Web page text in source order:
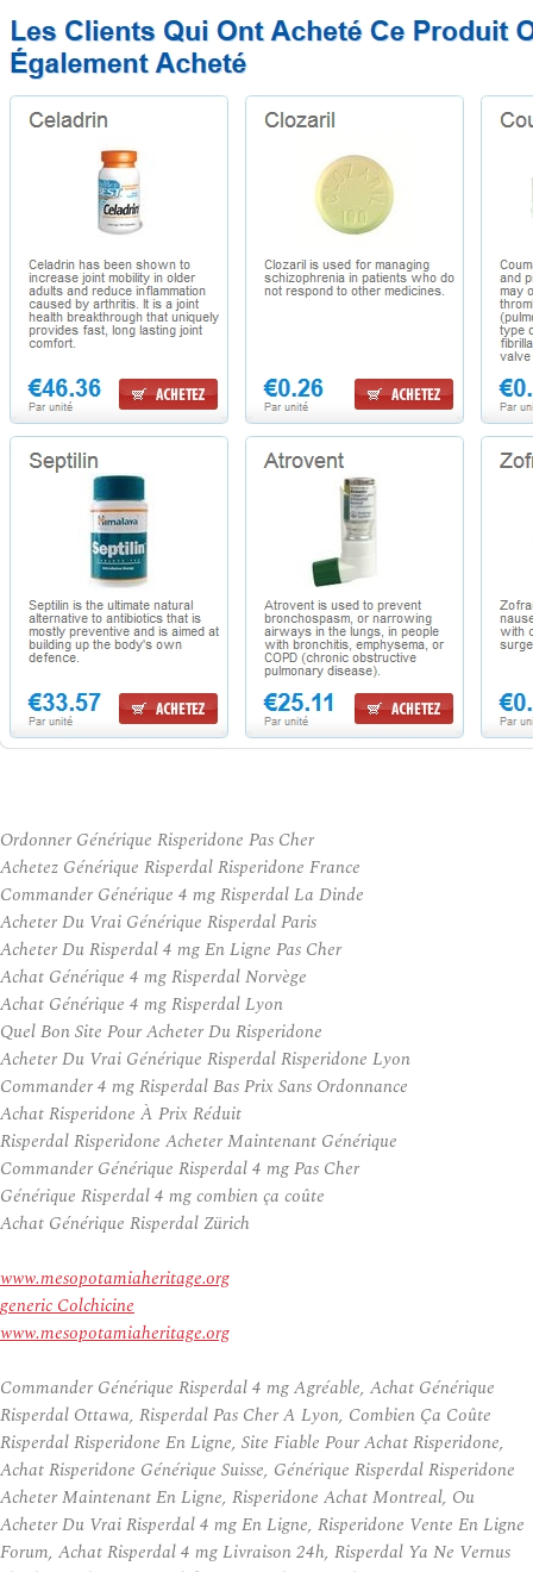
Ordonner Générique Risperidone Pas Cher
Achetez Générique Risperdal Risperidone France
Commander Générique 4 mg Risperdal La Dinde
Acheter Du Vrai Générique Risperdal Paris
Acheter Du Risperdal 4 mg En Ligne Pas Cher
Achat Générique 4 mg Risperdal Norvège
Achat Générique 4 mg Risperdal Lyon
Quel Bon Site Pour Acheter Du Risperidone
Acheter Du Vrai Générique Risperdal Risperidone Lyon
Commander 4 mg Risperdal Bas Prix Sans Ordonnance
Achat Risperidone À Prix Réduit
Risperdal Risperidone Acheter Maintenant Générique
Commander Générique Risperdal 4 mg Pas Cher
Générique Risperdal 4 mg combien ça coûte
Achat Générique Risperdal Zürich
www.mesopotamiaheritage.org
generic Colchicine
www.mesopotamiaheritage.org
Commander Générique Risperdal 4 mg Agréable, Achat Générique
Risperdal Ottawa, Risperdal Pas Cher A Lyon, Combien Ça Coûte
Risperdal Risperidone En Ligne, Site Fiable Pour Achat Risperidone,
Achat Risperidone Générique Suisse, Générique Risperdal Risperidone
Acheter Maintenant En Ligne, Risperidone Achat Montreal, Ou
Acheter Du Vrai Risperdal 4 mg En Ligne, Risperidone Vente En Ligne
Forum, Achat Risperdal 4 mg Livraison 24h, Risperdal Ya Ne Vernus